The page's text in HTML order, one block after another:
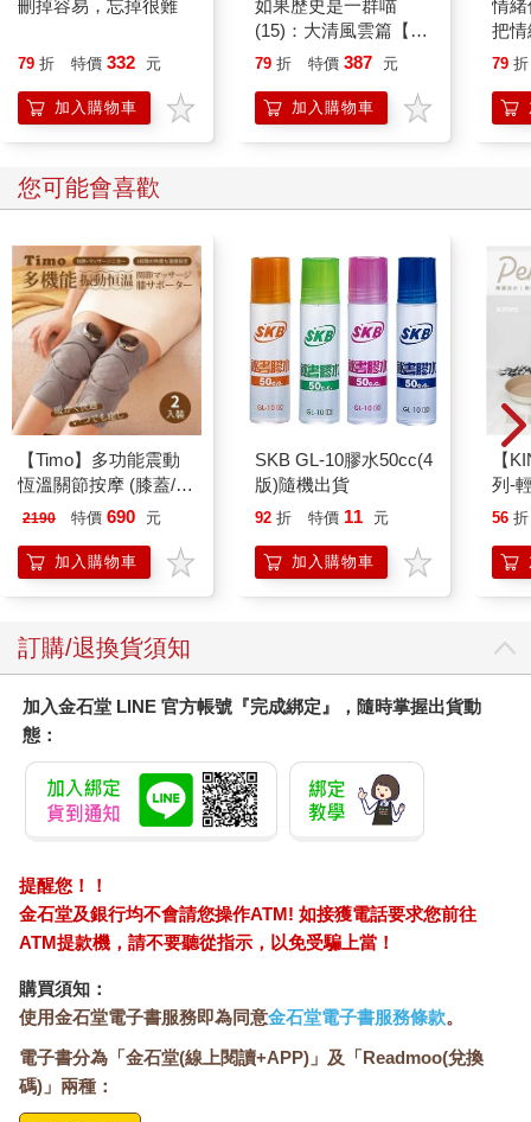
刪掉容易，忘掉很難
79 折 特價 332 元
加入購物車
如果歷史是一群喵
(15)：大清風雲篇【萌
貓漫畫學歷史】
79 折 特價 387 元
加入購物車
情
把
誰
79 折
您可能會喜歡
【Timo】多功能震動
恆溫關節按摩 (膝蓋/
肩/手肘通用) 無線充電
膝熱敷【雙入組】
2190 特價 690 元
加入購物車
SKB GL-10膠水50cc(4
版)隨機出貨
92 折 特價 11 元
加入購物車
【
列-
平
56 折
訂購/退換貨須知
加入金石堂 LINE 官方帳號『完成綁定』，隨時掌握出貨動
態：
提醒您！！
金石堂及銀行均不會請您操作ATM! 如接獲電話要求您前往
ATM提款機，請不要聽從指示，以免受騙上當！
購買須知：
使用金石堂電子書服務即為同意金石堂電子書服務條款。
電子書分為「金石堂(線上閱讀+APP)」及「Readmoo(兌換
碼)」兩種：